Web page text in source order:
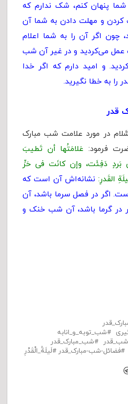
شما پنهان کنم، شک ندارم که
کردن و مهلت دادن به شما آن
چون اگر آن را به شما اعلام
مى‌کردید و در غیر آن شب
و امید دارم که اگر خدا
را به خطا نگیرید.
قدر
در مورد علامت شب مبارک
فرمود: عَلامَتُها أن تَطیبَ
بَردٍ دَفِئَت، وإن کانَت فی حَرٍّ
القَدرِ: نشانه‌اش آن است که
اگر در فصل سرما باشد، آن
در گرما باشد، آن شب خنک و
شب_توبه_و_انابه
شب_قدر
شب_مبارک_قدر
فضائل-شب-مبارک_قدر لَیلَةُ_الْقَدْرِ